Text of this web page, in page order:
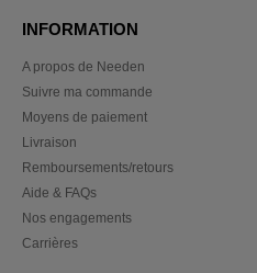
INFORMATION
A propos de Needen
Suivre ma commande
Moyens de paiement
Livraison
Remboursements/retours
Aide & FAQs
Nos engagements
Carrières